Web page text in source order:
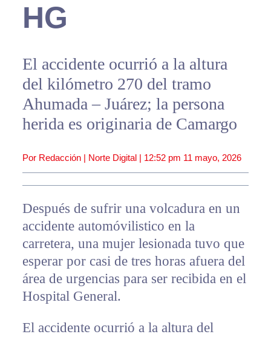
HG
El accidente ocurrió a la altura
del kilómetro 270 del tramo
Ahumada – Juárez; la persona
herida es originaria de Camargo
Por Redacción | Norte Digital | 12:52 pm 11 mayo, 2026
Después de sufrir una volcadura en un
accidente automóvilistico en la
carretera, una mujer lesionada tuvo que
esperar por casi de tres horas afuera del
área de urgencias para ser recibida en el
Hospital General.
El accidente ocurrió a la altura del